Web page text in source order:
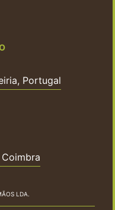
Portugal
LDA.